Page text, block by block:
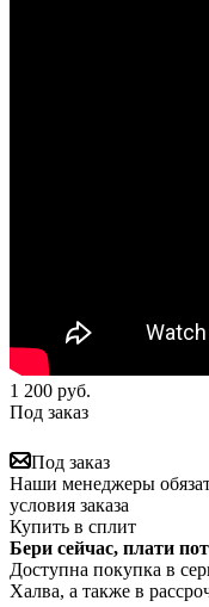
1 200 руб.
Под заказ
Под заказ
Наши менеджеры
условия заказа
Купить в сплит
Бери сейчас, плати
Доступна покупка в
Халва, а также в